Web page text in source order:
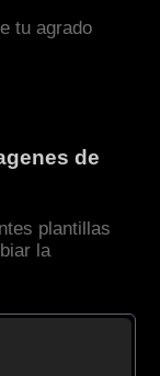
tu agrado
de
plantillas
la